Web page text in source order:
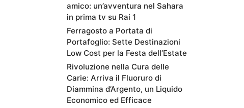
amico: un’avventura nel Sahara
in prima tv su Rai 1
Ferragosto a Portata di
Portafoglio: Sette Destinazioni
Low Cost per la Festa dell’Estate
Rivoluzione nella Cura delle
Carie: Arriva il Fluoruro di
Diammina d’Argento, un Liquido
Economico ed Efficace